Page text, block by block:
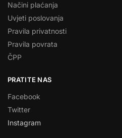
Načini plaćanja
Uvjeti poslovanja
Pravila privatnosti
Pravila povrata
ČPP
PRATITE NAS
Facebook
Twitter
Instagram